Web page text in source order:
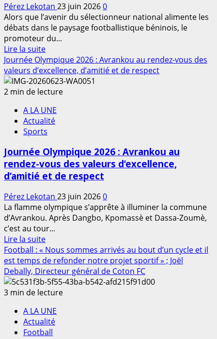
son
soutien
à
Romaine
Gandonou
Pérez Lekotan 23 juin 20260
Alors que l’avenir du sélectionneur national alimente les
débats dans le paysage footballistique béninois, le
promoteur du...
Lire la suiteEn
savoir
plus
sur
Football
Équipe
nationale
du
:
«
Mathias
est
le
profil
idéal
pour
entraîner
les
Guépards
»;
Mounirou
Journée Olympique 2026 : Avrankou au rendez-vous des
valeurs d’excellence, d’amitié et de respect
2 min de lecture
A LA UNE
Actualité
Sports
Journée Olympique 2026 : Avrankou au
rendez-vous des valeurs d’excellence,
d’amitié et de respect
Pérez Lekotan 23 juin 20260
La flamme olympique s’apprête à illuminer la commune
d’Avrankou. Après Dangbo, Kpomassè et Dassa-Zoumè,
c’est au tour...
Lire la suiteEn
savoir
plus
sur
Journée
Olympique
:
Avrankou
au
Football : « Nous sommes arrivés au bout d’un cycle et il
est temps de refonder notre projet sportif » ; Joël
Debally, Directeur général de Coton FC
3 min de lecture
A LA UNE
Actualité
Football